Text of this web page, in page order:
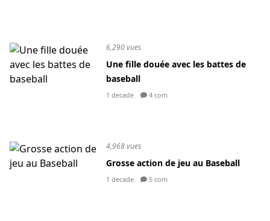
6,290 vues
Une fille douée avec les battes de
baseball
1 decade 4 com
4,968 vues
Grosse action de jeu au Baseball
1 decade 5 com